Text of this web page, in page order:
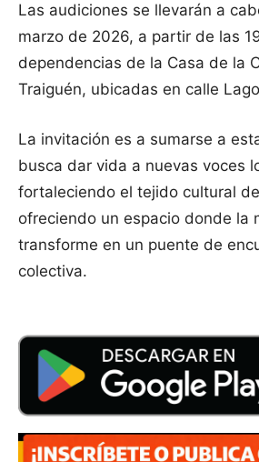
Las audiciones se llevarán a
marzo de 2026, a partir de las
dependencias de la Casa de la
Traiguén, ubicadas en calle
La invitación es a sumarse a
busca dar vida a nuevas voces
fortaleciendo el tejido cultural
ofreciendo un espacio donde la
transforme en un puente de
colectiva.